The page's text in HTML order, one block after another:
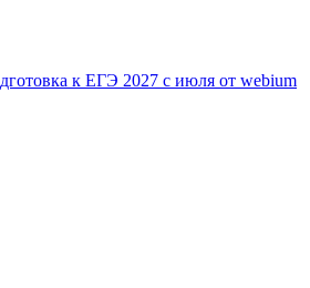
к ЕГЭ 2027 с июля от webium